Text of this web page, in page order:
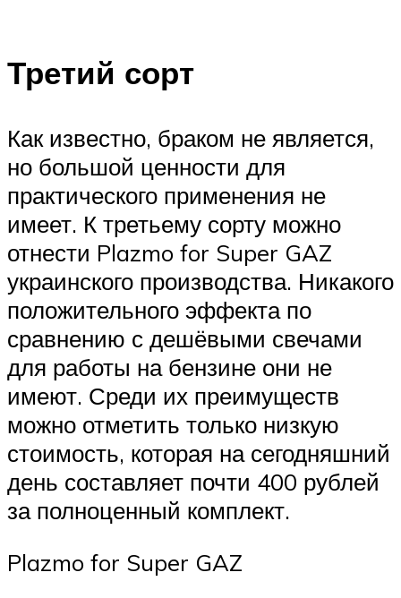
Третий сорт
Как известно, браком не является,
но большой ценности для
практического применения не
имеет. К третьему сорту можно
отнести Plazmo for Super GAZ
украинского производства. Никакого
положительного эффекта по
сравнению с дешёвыми свечами
для работы на бензине они не
имеют. Среди их преимуществ
можно отметить только низкую
стоимость, которая на сегодняшний
день составляет почти 400 рублей
за полноценный комплект.
Plazmo for Super GAZ